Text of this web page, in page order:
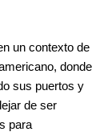
un contexto de
donde
sus puertos y
de ser
para